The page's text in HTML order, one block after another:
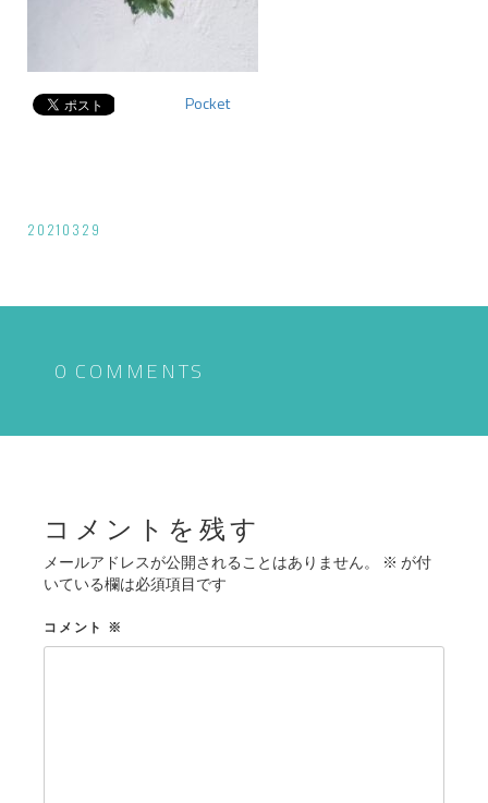
Pocket
投
ナ
シ
20210329
0 COMMENTS
コメントを残す
メールアドレスが公開されることはありません。 ※ が付
いている欄は必須項目です
コメント ※